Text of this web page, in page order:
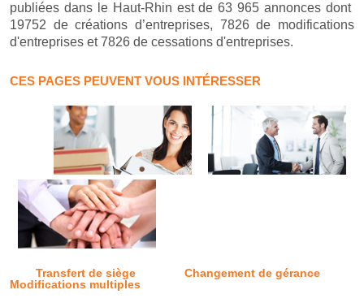
publiées dans le Haut-Rhin est de 63 965 annonces dont
19752 de créations d’entreprises, 7826 de modifications
d'entreprises et 7826 de cessations d'entreprises.
CES PAGES PEUVENT VOUS INTÉRESSER
Transfert de siège
Changement de gérance
Modifications multiples